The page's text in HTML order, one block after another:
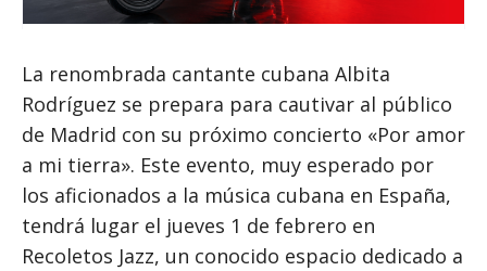
La renombrada cantante cubana Albita
Rodríguez se prepara para cautivar al público
de Madrid con su próximo concierto «Por amor
a mi tierra». Este evento, muy esperado por
los aficionados a la música cubana en España,
tendrá lugar el jueves 1 de febrero en
Recoletos Jazz, un conocido espacio dedicado a